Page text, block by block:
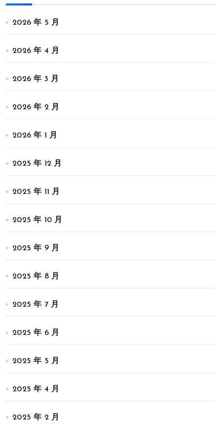
2026 年 5 月
2026 年 4 月
2026 年 3 月
2026 年 2 月
2026 年 1 月
2025 年 12 月
2025 年 11 月
2025 年 10 月
2025 年 9 月
2025 年 8 月
2025 年 7 月
2025 年 6 月
2025 年 5 月
2025 年 4 月
2025 年 2 月